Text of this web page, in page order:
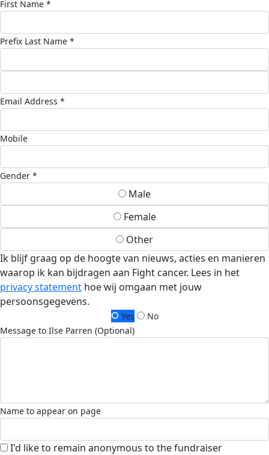
First Name *
Prefix Last Name *
Email Address *
Mobile
Gender *
Male
Female
Other
Ik blijf graag op de hoogte van nieuws, acties en manieren
waarop ik kan bijdragen aan Fight cancer. Lees in het
privacy statement hoe wij omgaan met jouw
persoonsgegevens.
Yes
No
Message to Ilse Parren (Optional)
Name to appear on page
I'd like to remain anonymous to the fundraiser